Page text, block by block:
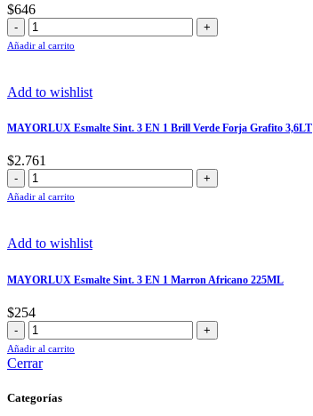
Grafito
900ML
cantidad
$646
MAYORLUX
Esmalte
EN
Brill
Marron
Africano
900ML
cantidad
Añadir al carrito
Add to wishlist
MAYORLUX Esmalte Sint. 3 EN 1 Brill Verde Forja Grafito 3,6LT
$2.761
MAYORLUX
Esmalte
EN
Verde
Grafito
3,6LT
cantidad
Añadir al carrito
Add to wishlist
MAYORLUX Esmalte Sint. 3 EN 1 Marron Africano 225ML
$254
MAYORLUX
Esmalte
Sint.
1
Añadir al carrito
Cerrar
Categorías